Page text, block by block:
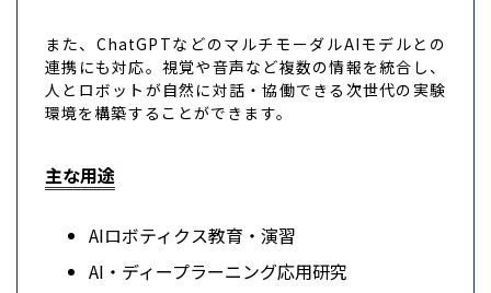
また、ChatGPTなどのマルチモーダルAIモデルとの
連携にも対応。視覚や音声など複数の情報を統合し、
人とロボットが自然に対話・協働できる次世代の実験
環境を構築することができます。
主な用途
AIロボティクス教育・演習
AI・ディープラーニング応用研究